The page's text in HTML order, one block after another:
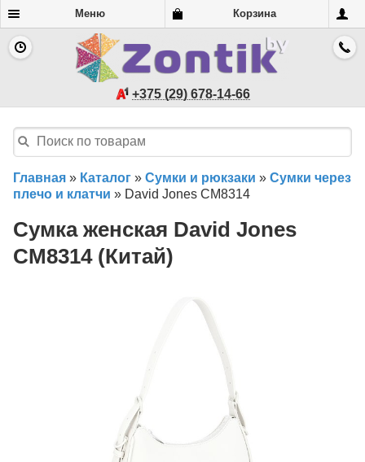
Меню Корзина
+375 (29) 678-14-66
Главная » Каталог » Сумки и рюкзаки » Сумки через
плечо и клатчи » David Jones CM8314
Сумка женская David Jones
CM8314 (Китай)